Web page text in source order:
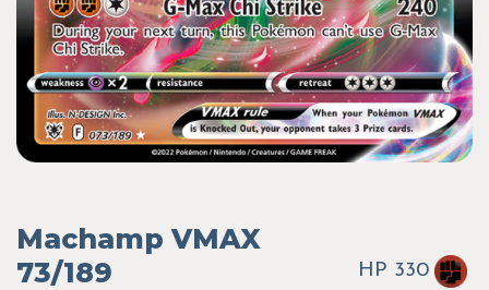
Machamp VMAX
73/189
HP 330